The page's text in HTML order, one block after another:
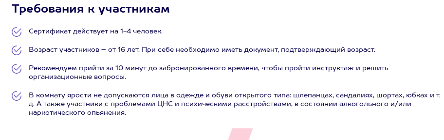
Требования к участникам
Сертификат действует на 1-4 человек.
Возраст участников – от 16 лет. При себе необходимо иметь документ, подтверждающий возраст.
Рекомендуем прийти за 10 минут до забронированного времени, чтобы пройти инструктаж и решить
организационные вопросы.
В комнату ярости не допускаются лица в одежде и обуви открытого типа: шлепанцах, сандалиях, шортах, юбках и т.
д. А также участники с проблемами ЦНС и психическими расстройствами, в состоянии алкогольного и/или
наркотического опьянения.